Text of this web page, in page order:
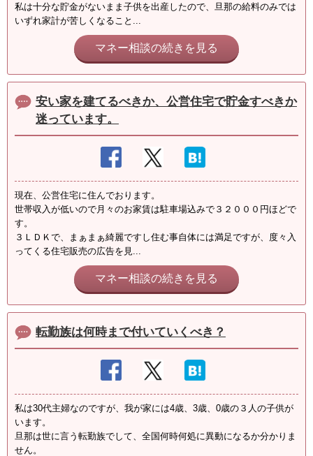
私は十分な貯金がないまま子供を出産したので、旦那の給料のみでは
いずれ家計が苦しくなること...
マネー相談の続きを見る
安い家を建てるべきか、公営住宅で貯金すべきか
迷っています。
現在、公営住宅に住んでおります。
世帯収入が低いので月々のお家賃は駐車場込みで３２０００円ほどで
す。
３ＬＤＫで、まぁまぁ綺麗ですし住む事自体には満足ですが、度々入
ってくる住宅販売の広告を見...
マネー相談の続きを見る
転勤族は何時まで付いていくべき？
私は30代主婦なのですが、我が家には4歳、3歳、0歳の３人の子供が
います。
旦那は世に言う転勤族でして、全国何時何処に異動になるか分かりま
せん。